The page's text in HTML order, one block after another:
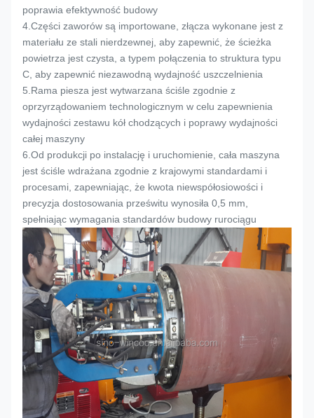
poprawia efektywność budowy
4. Części zaworów są importowane, złącza wykonane jest z
materiału ze stali nierdzewnej, aby zapewnić, że ścieżka
powietrza jest czysta, a typem połączenia to struktura typu
C, aby zapewnić niezawodną wydajność uszczelnienia
5. Rama piesza jest wytwarzana ściśle zgodnie z
oprzyrządowaniem technologicznym w celu zapewnienia
wydajności zestawu kół chodzących i poprawy wydajności
całej maszyny
6. Od produkcji po instalację i uruchomienie, cała maszyna
jest ściśle wdrażana zgodnie z krajowymi standardami i
procesami, zapewniając, że kwota niewspółosiowości i
precyzja dostosowania prześwitu wynosiła 0,5 mm,
spełniając wymagania standardów budowy rurociągu